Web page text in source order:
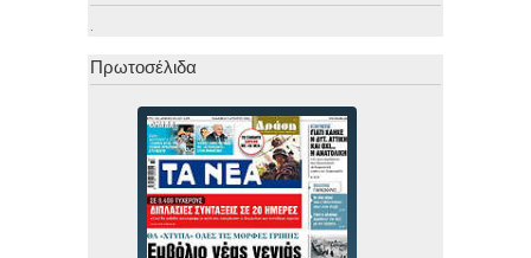
.
Πρωτοσέλιδα